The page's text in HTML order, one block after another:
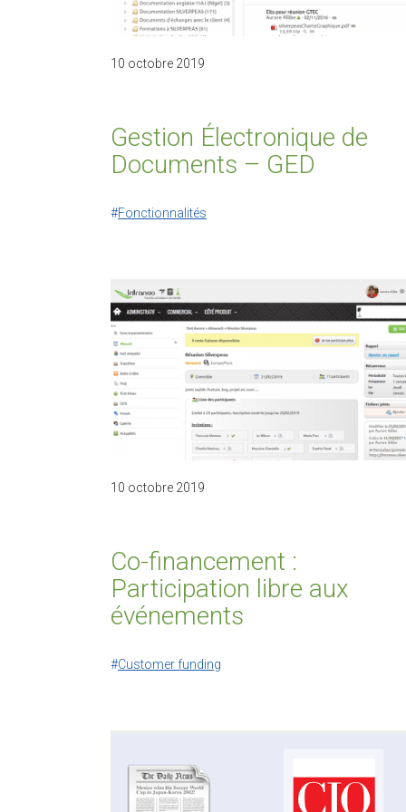
10 octobre 2019
Gestion Électronique de
Documents – GED
Fonctionnalités
10 octobre 2019
Co-financement :
Participation libre aux
événements
Customer funding